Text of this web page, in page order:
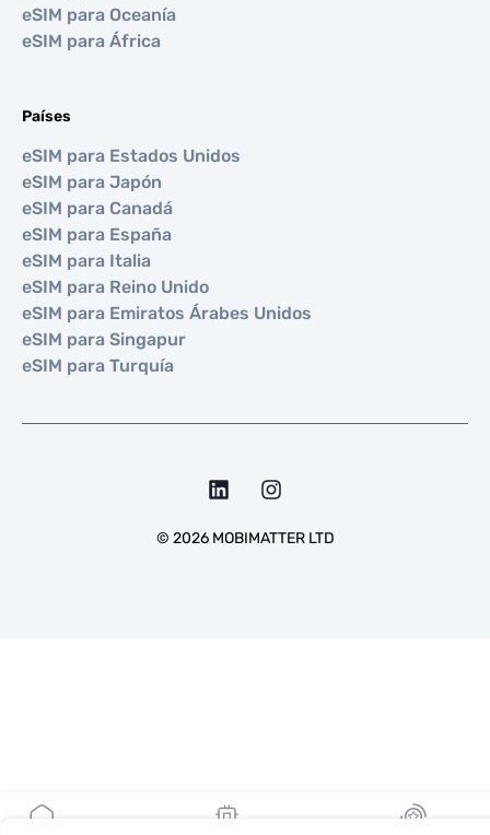
eSIM para Oceanía
eSIM para África
Países
eSIM para Estados Unidos
eSIM para Japón
eSIM para Canadá
eSIM para España
eSIM para Italia
eSIM para Reino Unido
eSIM para Emiratos Árabes Unidos
eSIM para Singapur
eSIM para Turquía
© 2026MOBIMATTER LTD